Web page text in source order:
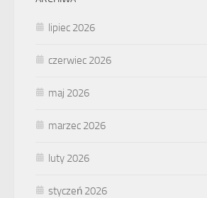
lipiec 2026
czerwiec 2026
maj 2026
marzec 2026
luty 2026
styczeń 2026